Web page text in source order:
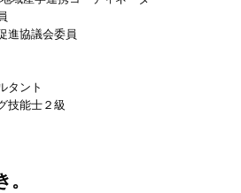
進協議会委員
タント
技能士２級